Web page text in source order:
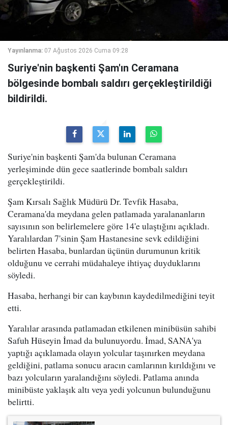
Yayınlanma: 07 Ağustos 2026 Cuma 09:28
Suriye'nin başkenti Şam'ın Ceramana
bölgesinde bombalı saldırı gerçekleştirildiği
bildirildi.
Suriye'nin başkenti Şam'da bulunan Ceramana
yerleşiminde dün gece saatlerinde bombalı saldırı
gerçekleştirildi.
Şam Kırsalı Sağlık Müdürü Dr. Tevfik Hasaba,
Ceramana'da meydana gelen patlamada yaralananların
sayısının son belirlemelere göre 14'e ulaştığını açıkladı.
Yaralılardan 7'sinin Şam Hastanesine sevk edildiğini
belirten Hasaba, bunlardan üçünün durumunun kritik
olduğunu ve cerrahi müdahaleye ihtiyaç duyduklarını
söyledi.
Hasaba, herhangi bir can kaybının kaydedilmediğini teyit
etti.
Yaralılar arasında patlamadan etkilenen minibüsün sahibi
Safuh Hüseyin İmad da bulunuyordu. İmad, SANA'ya
yaptığı açıklamada olayın yolcular taşınırken meydana
geldiğini, patlama sonucu aracın camlarının kırıldığını ve
bazı yolcuların yaralandığını söyledi. Patlama anında
minibüste yaklaşık altı veya yedi yolcunun bulunduğunu
belirtti.